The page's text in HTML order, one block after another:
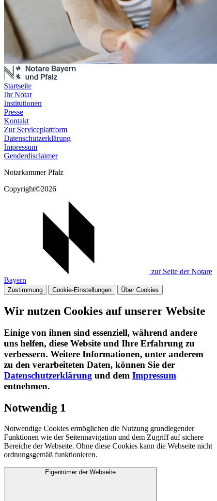
Startseite
Ihr Notar
Institutionen
Presse
Kontakt
Zur Serviceplattform
Datenschutzerklärung
Impressum
Genderdisclaimer
Notarkammer Pfalz
Copyright©2026
zur Seite der Notare
Bayern
Zustimmung Cookie-Einstellungen Über Cookies
Wir nutzen Cookies auf unserer Website
Einige von ihnen sind essenziell, während andere
uns helfen, diese Website und Ihre Erfahrung zu
verbessern. Weitere Informationen, unter anderem
zu den verarbeiteten Daten, können Sie der
Datenschutzerklärung und dem Impressum
entnehmen.​
Notwendig 1
Notwendige Cookies ermöglichen die Nutzung grundlegender
Funktionen wie der Seitennavigation und dem Zugriff auf sichere
Bereiche der Webseite. Ohne diese Cookies kann die Webseite nicht
ordnungsgemäß funktionieren.
Eigentümer der Webseite